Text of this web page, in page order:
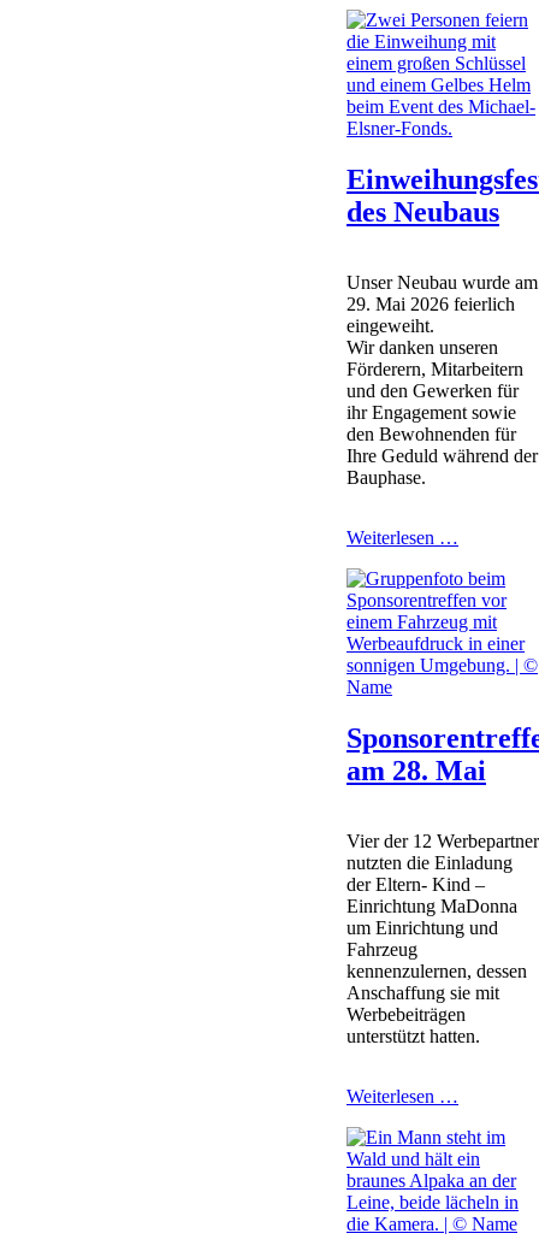
des Neubaus
Unser Neubau wurde am
29. Mai 2026 feierlich
eingeweiht.
Wir danken unseren
Förderern, Mitarbeitern
und den Gewerken für
ihr Engagement sowie
den Bewohnenden für
Ihre Geduld während der
Bauphase.
Weiterlesen …
Neubaus
am 28. Mai
Vier der 12 Werbepartner
nutzten die Einladung
der Eltern- Kind –
Einrichtung MaDonna
um Einrichtung und
Fahrzeug
kennenzulernen, dessen
Anschaffung sie mit
Werbebeiträgen
unterstützt hatten.
Weiterlesen …
28.
Mai